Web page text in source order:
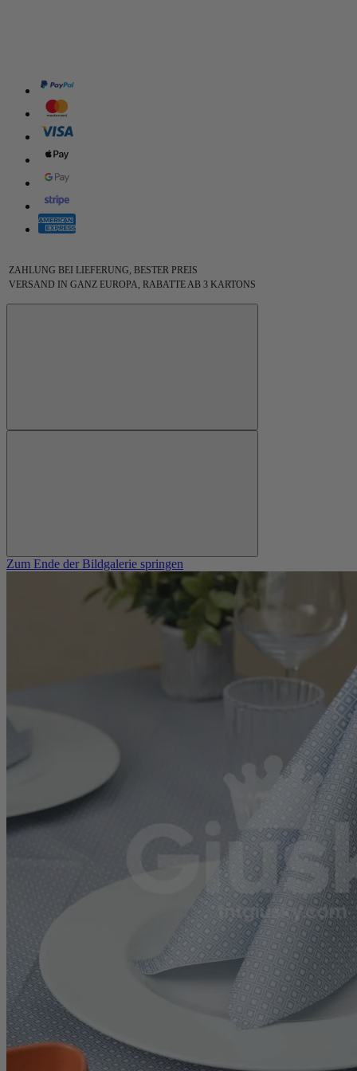
ZAHLUNG BEI LIEFERUNG, BESTER PREIS
VERSAND IN GANZ EUROPA, RABATTE AB 3 KARTONS
Zum Ende der Bildgalerie springen